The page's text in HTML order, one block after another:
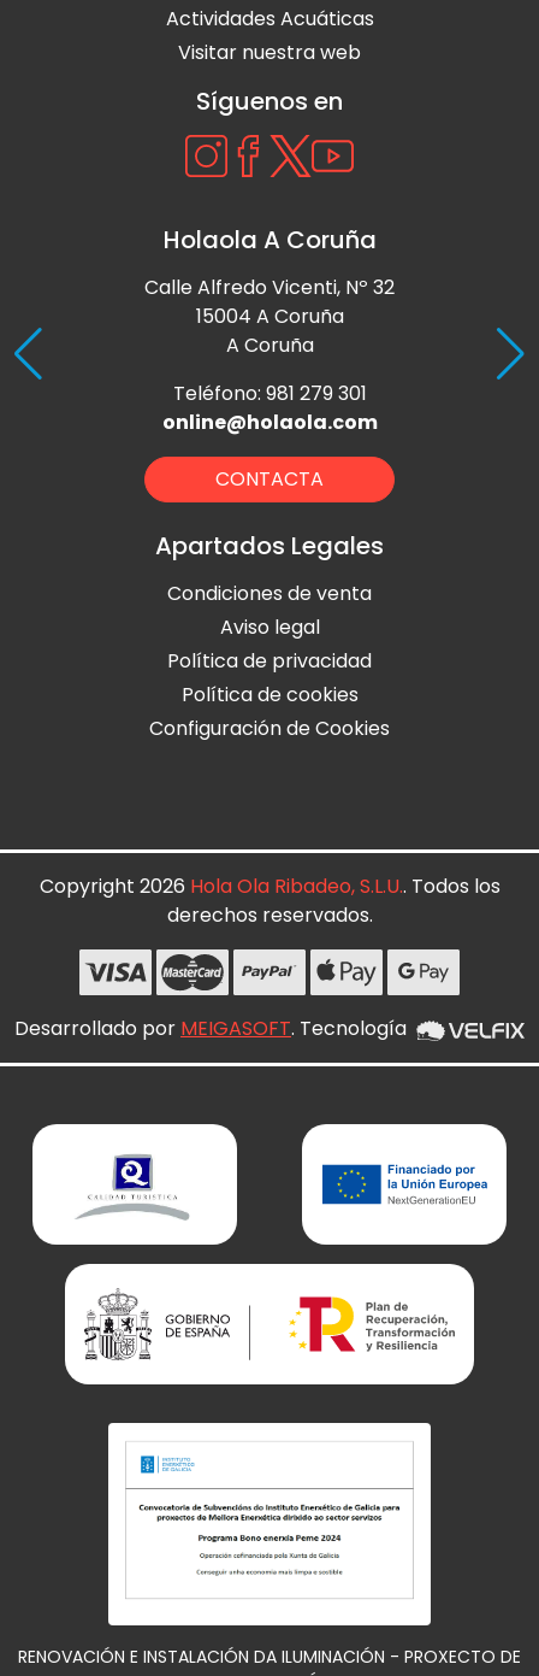
Actividades Acuáticas
Visitar nuestra web
Síguenos en
Holaola A Coruña
Calle Alfredo Vicenti, Nº 32
15004 A Coruña
A Coruña
Teléfono: 981 279 301
online@holaola.com
CONTACTA
Apartados Legales
Condiciones de venta
Aviso legal
Política de privacidad
Política de cookies
Configuración de Cookies
Copyright 2026 Hola Ola Ribadeo, S.L.U.. Todos los
derechos reservados.
Desarrollado por MEIGASOFT. Tecnología
RENOVACIÓN E INSTALACIÓN DA ILUMINACIÓN - PROXECTO DE